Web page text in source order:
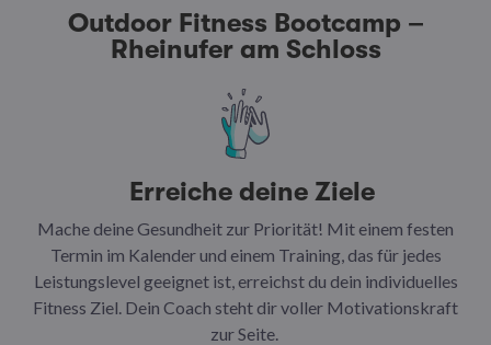
Outdoor Fitness Bootcamp –
Rheinufer am Schloss
Erreiche deine Ziele
Mache deine Gesundheit zur Priorität! Mit einem festen
Termin im Kalender und einem Training, das für jedes
Leistungslevel geeignet ist, erreichst du dein individuelles
Fitness Ziel. Dein Coach steht dir voller Motivationskraft
zur Seite.